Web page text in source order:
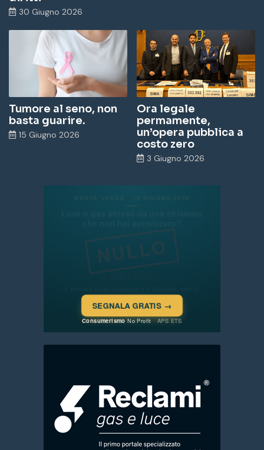
30 Giugno 2026
Tumore al seno, non
basta guarire.
15 Giugno 2026
Ora legale
permamente,
un’opera pubblica a
costo zero
3 Giugno 2026